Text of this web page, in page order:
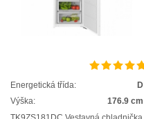
Energetická třída:
D
Výška:
176.9 cm